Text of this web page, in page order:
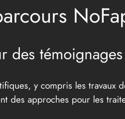
des
y compris les travaux
des approches pour les